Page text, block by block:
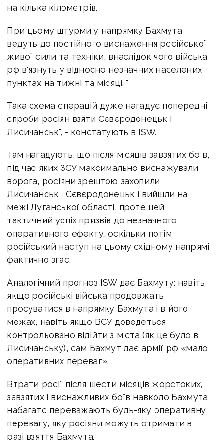
на кілька кілометрів.
При цьому штурми у напрямку Бахмута
ведуть до постійного виснаження російської
живої сили та техніки, внаслідок чого війська
рф в'язнуть у відносно незначних населених
пунктах на тижні та місяці. "
Така схема операцій дуже нагадує попередні
спроби росіян взяти Сєвєродонецьк і
Лисичанськ", - констатують в ISW.
Там нагадують, що після місяців завзятих боїв,
під час яких ЗСУ максимально виснажували
ворога, росіяни зрештою захопили
Лисичанськ і Сєвєродонецьк і вийшли на
межі Луганської області, проте цей
тактичний успіх призвів до незначного
оперативного ефекту, оскільки потім
російський наступ на цьому східному напрямі
фактично згас.
Аналогічний прогноз ISW дає Бахмуту: навіть
якщо російські війська продовжать
просуватися в напрямку Бахмута і в його
межах, навіть якщо ВСУ доведеться
контрольовано відійти з міста (як це було в
Лисичанську), сам Бахмут дає армії рф «мало
оперативних переваг».
Втрати росії після шести місяців жорстоких,
завзятих і виснажливих боїв навколо Бахмута
набагато переважають будь-яку оперативну
перевагу, яку росіяни можуть отримати в
разі взяття Бахмута.